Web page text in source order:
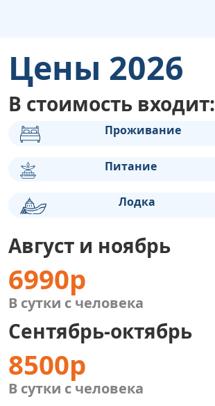
Цены 2026
В стоимость входит:
Проживание
Питание
Лодка
Август и ноябрь
6990р
В сутки с человека
Сентябрь-октябрь
8500р
В сутки с человека